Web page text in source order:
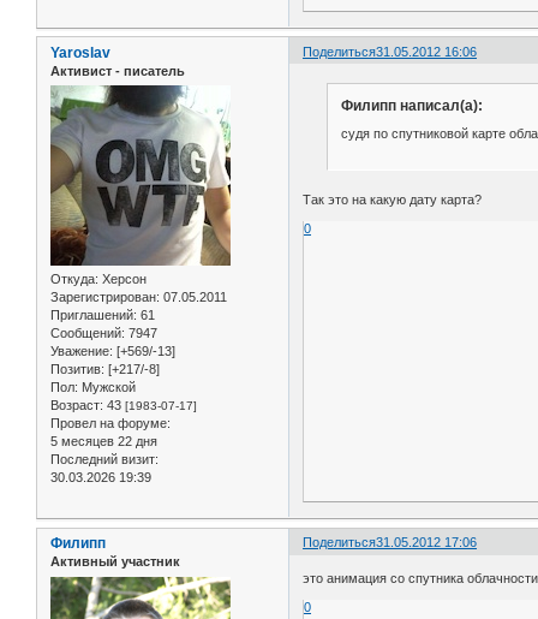
Поделиться31.05.2012 16:06
Yaroslav
Активист - писатель
Откуда: Херсон
Зарегистрирован: 07.05.2011
Приглашений: 61
Сообщений: 7947
Уважение: [+569/-13]
Позитив: [+217/-8]
Пол: Мужской
Возраст: 43 [1983-07-17]
Провел на форуме:
5 месяцев 22 дня
Последний визит:
30.03.2026 19:39
Филипп написал(а):
судя по спутниковой карте
Так это на какую дату карта?
0
Поделиться31.05.2012 17:06
Филипп
Активный участник
это анимация со спутника
0